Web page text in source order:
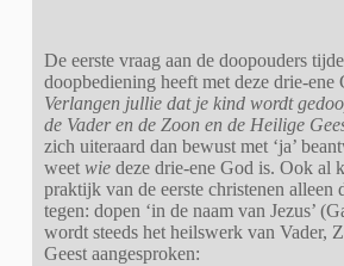
De eerste vraag aan de doopouders
doopbediening heeft met deze drie-ene
Verlangen jullie dat je kind wordt
de Vader en de Zoon en de Heilige
zich uiteraard dan bewust met ‘ja’
weet wiedeze drie-ene God is. Ook al
praktijk van de eerste christenen alleen
tegen: dopen ‘in de naam van Jezus’
wordt steeds het heilswerk van Vader,
Geest aangesproken: